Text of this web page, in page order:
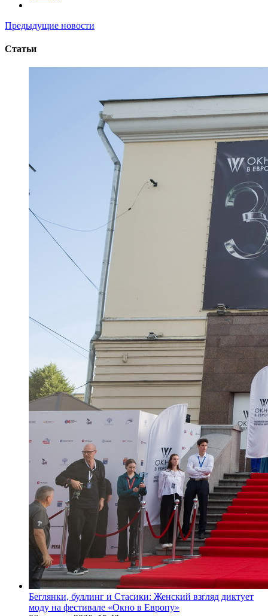
Предыдущие новости
Статьи
Беглянки, буллинг и Стасики: Женский взгляд диктует
моду на фестивале «Окно в Европу»